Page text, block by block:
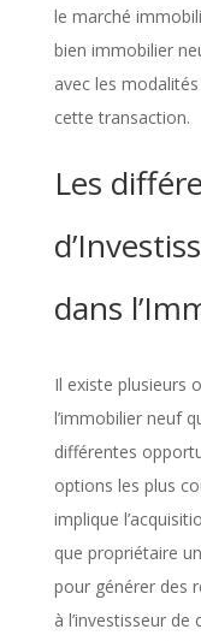
le marché
bien immobilier
avec les
cette transaction.
Les
dans
Il existe plusieurs
l’immobilier neuf
différentes
options les plus
implique
que propriétaire
pour générer des
à l’investisseur